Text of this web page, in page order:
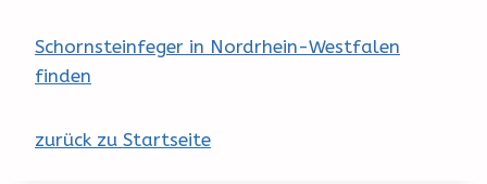
Schornsteinfeger in Nordrhein-Westfalen
finden
zurück zu Startseite